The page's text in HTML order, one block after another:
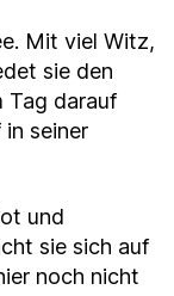
Mit viel Witz,
sie den
Tag darauf
seiner
und
sie sich auf
noch nicht